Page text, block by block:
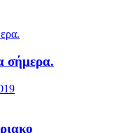
σήμερα.